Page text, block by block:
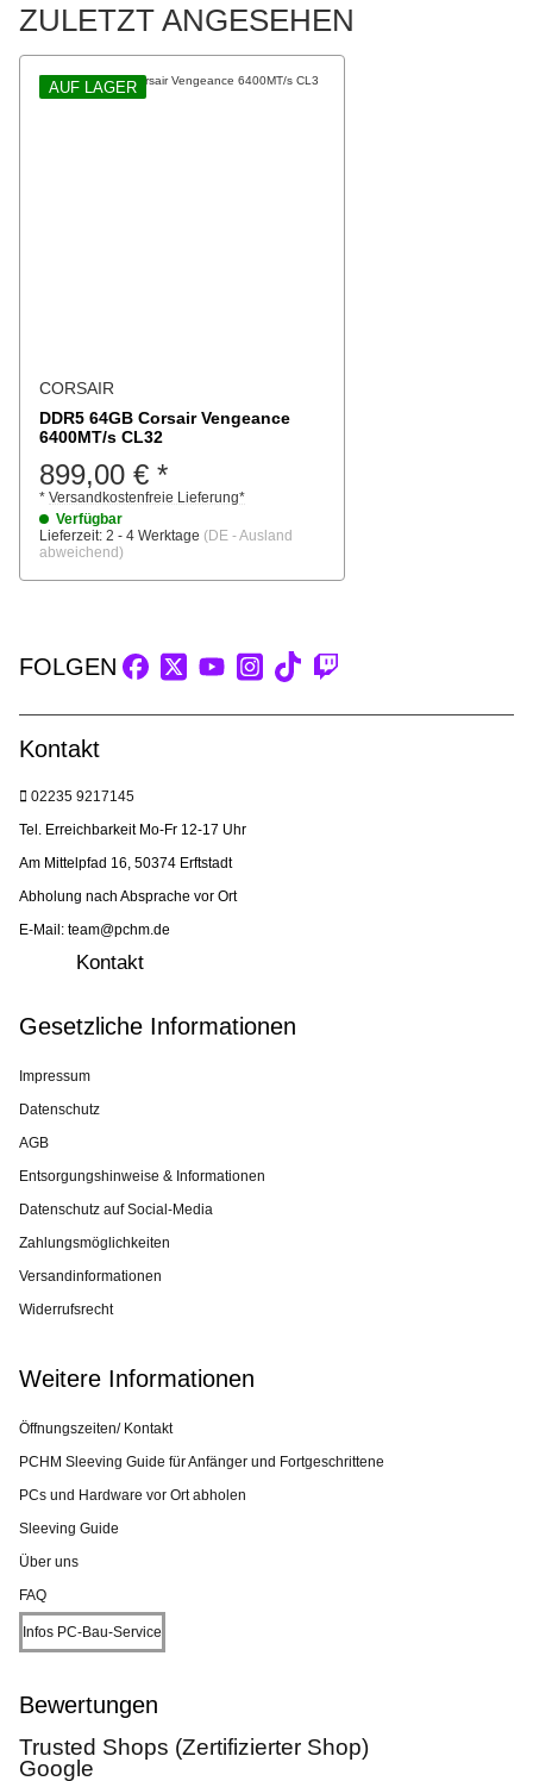
ZULETZT ANGESEHEN
AUF LAGER
CORSAIR
DDR5 64GB Corsair Vengeance
6400MT/s CL32
899,00 € *
* Versandkostenfreie Lieferung*
Verfügbar
Lieferzeit: 2 - 4 Werktage (DE - Ausland
abweichend)
FOLGEN
Kontakt
02235 9217145
Tel. Erreichbarkeit Mo-Fr 12-17 Uhr
Am Mittelpfad 16, 50374 Erftstadt
Abholung nach Absprache vor Ort
E-Mail: team@pchm.de
Kontakt
Gesetzliche Informationen
Impressum
Datenschutz
AGB
Entsorgungshinweise & Informationen
Datenschutz auf Social-Media
Zahlungsmöglichkeiten
Versandinformationen
Widerrufsrecht
Weitere Informationen
Öffnungszeiten/ Kontakt
PCHM Sleeving Guide für Anfänger und Fortgeschrittene
PCs und Hardware vor Ort abholen
Sleeving Guide
Über uns
FAQ
Infos PC-Bau-Service
Bewertungen
Trusted Shops (Zertifizierter Shop)
Google